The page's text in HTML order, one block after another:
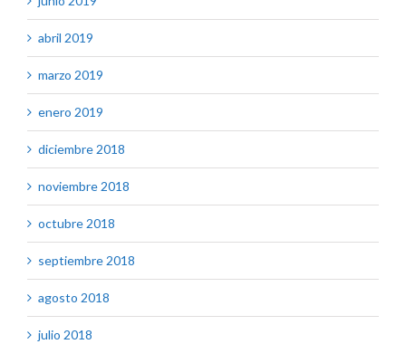
abril 2019
marzo 2019
enero 2019
diciembre 2018
noviembre 2018
octubre 2018
septiembre 2018
agosto 2018
julio 2018